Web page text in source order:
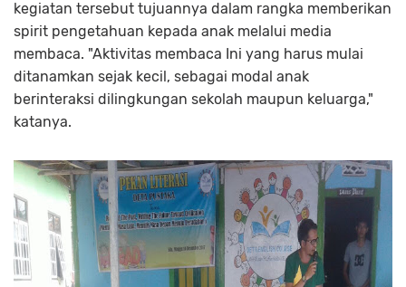
kegiatan tersebut tujuannya dalam rangka memberikan
spirit pengetahuan kepada anak melalui media
membaca. "Aktivitas membaca Ini yang harus mulai
ditanamkan sejak kecil, sebagai modal anak
berinteraksi dilingkungan sekolah maupun keluarga,"
katanya.